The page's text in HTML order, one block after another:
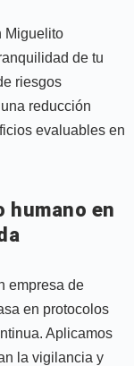
Miguelito
de tu
riesgos
reducción
evaluables en
humano en
empresa de
en protocolos
Aplicamos
la vigilancia y